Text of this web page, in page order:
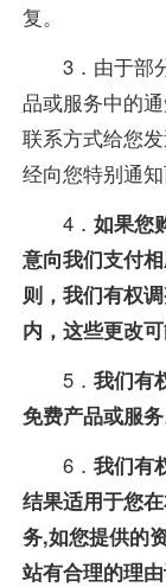
复。
3．由于部
品或服务中的
联系方式给您
经向您特别通知
4． 如果您
意向我们支付
则，我们有权
内，这些更改
5． 我们有
免费产品或服务
6． 我们有
结果适用于您
务,如您提供的
站有合理的理